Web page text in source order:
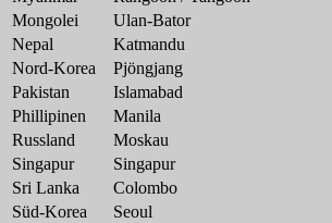
Mongolei
Ulan-Bator
Nepal
Katmandu
Nord-Korea
Pjöngjang
Pakistan
Islamabad
Phillipinen
Manila
Russland
Moskau
Singapur
Singapur
Sri Lanka
Colombo
Süd-Korea
Seoul